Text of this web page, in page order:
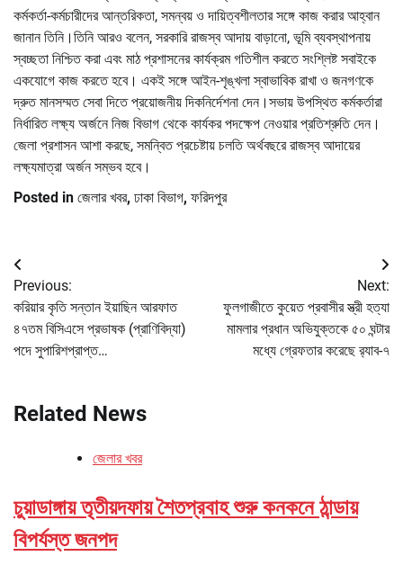
কর্মকর্তা-কর্মচারীদের আন্তরিকতা, সমন্বয় ও দায়িত্বশীলতার সঙ্গে কাজ করার আহ্বান
জানান তিনি।তিনি আরও বলেন, সরকারি রাজস্ব আদায় বাড়ানো, ভূমি ব্যবস্থাপনায়
স্বচ্ছতা নিশ্চিত করা এবং মাঠ প্রশাসনের কার্যক্রম গতিশীল করতে সংশ্লিষ্ট সবাইকে
একযোগে কাজ করতে হবে। একই সঙ্গে আইন-শৃঙ্খলা স্বাভাবিক রাখা ও জনগণকে
দ্রুত মানসম্মত সেবা দিতে প্রয়োজনীয় দিকনির্দেশনা দেন।সভায় উপস্থিত কর্মকর্তারা
নির্ধারিত লক্ষ্য অর্জনে নিজ বিভাগ থেকে কার্যকর পদক্ষেপ নেওয়ার প্রতিশ্রুতি দেন।
জেলা প্রশাসন আশা করছে, সমন্বিত প্রচেষ্টায় চলতি অর্থবছরে রাজস্ব আদায়ের
লক্ষ্যমাত্রা অর্জন সম্ভব হবে।
Posted in জেলার খবর, ঢাকা বিভাগ, ফরিদপুর
Post
navigation
Previous:
করিয়ার কৃতি সন্তান ইয়াছিন আরফাত
৪৭তম বিসিএসে প্রভাষক (প্রাণিবিদ্যা)
পদে সুপারিশপ্রাপ্ত…
Next:
ফুলগাজীতে কুয়েত প্রবাসীর স্ত্রী হত্যা
মামলার প্রধান অভিযুক্তকে ৫০ ঘন্টার
মধ্যে গ্রেফতার করেছে র‌্যাব-৭
Related News
জেলার খবর
চুয়াডাঙ্গায় তৃতীয়দফায় শৈতপ্রবাহ শুরু কনকনে ঠান্ডায়
বিপর্যস্ত জনপদ